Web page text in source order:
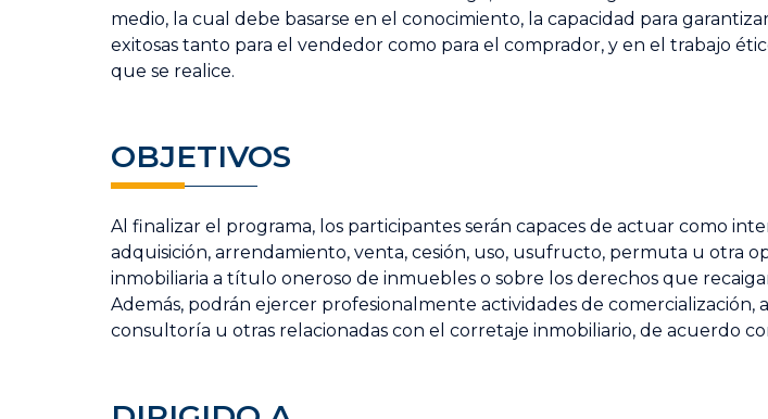
medio, la cual debe basarse en el conocimiento, la capacidad para
exitosas tanto para el vendedor como para el comprador, y en el trabajo
que se realice.
OBJETIVOS
Al finalizar el programa, los participantes serán capaces de actuar como
adquisición, arrendamiento, venta, cesión, uso, usufructo, permuta u otra
inmobiliaria a título oneroso de inmuebles o sobre los derechos que
Además, podrán ejercer profesionalmente actividades de comercialización,
consultoría u otras relacionadas con el corretaje inmobiliario, de acuerdo